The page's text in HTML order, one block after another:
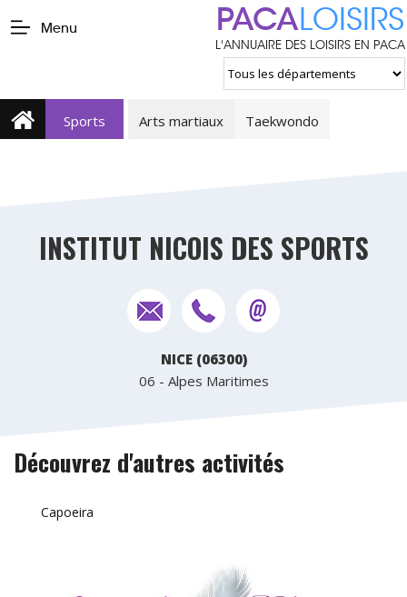
Menu PACALOISIRS
L'ANNUAIRE DES LOISIRS EN PACA
Sports Arts martiaux Taekwondo
INSTITUT NICOIS DES SPORTS
NICE (06300)
06 - Alpes Maritimes
Découvrez d'autres activités
Capoeira